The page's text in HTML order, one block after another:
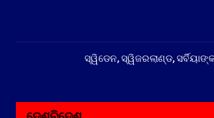
ସ୍ୱିଡେନ, ସ୍ୱିଜରଲାଣ୍ଡ,